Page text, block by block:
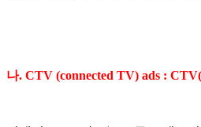
나. CTV (connected TV) ads :